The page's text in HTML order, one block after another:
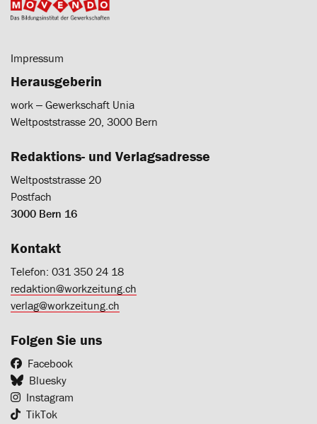
Impressum
Herausgeberin
work ‒ Gewerkschaft Unia
Weltpoststrasse 20, 3000 Bern
Redaktions- und Verlagsadresse
Weltpoststrasse 20
Postfach
3000 Bern 16
Kontakt
Telefon: 031 350 24 18
redaktion@workzeitung.ch
verlag@workzeitung.ch
Folgen Sie uns
Facebook
Bluesky
Instagram
TikTok